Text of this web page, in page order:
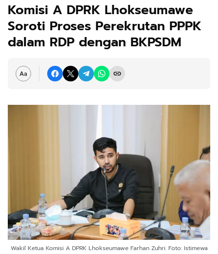
Komisi A DPRK Lhokseumawe
Soroti Proses Perekrutan PPPK
dalam RDP dengan BKPSDM
Wakil Ketua Komisi A DPRK Lhokseumawe Farhan Zuhri. Foto: Istimewa